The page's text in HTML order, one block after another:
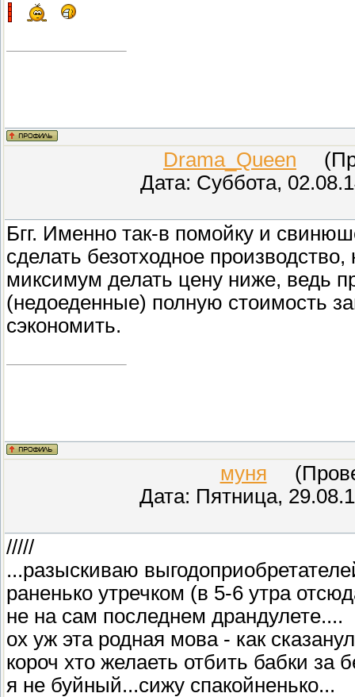
Drama_Queen
Дата: Суббота,
Бгг. Именно так-в помойку и
сделать безотходное
миксимум делать цену ниже, ведь
(недоеденные) полную стоимость
сэкономить.
муня
Дата: Пятница,
/////
...разыскиваю
раненько утречком (в 5-6 утра
не на сам последнем драндулете....
ох уж эта родная мова - как
короч хто желаеть отбить бабки за
я не буйный...сижу спакойненько...